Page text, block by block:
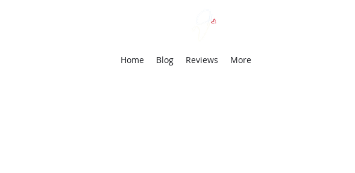
Home Blog Reviews More